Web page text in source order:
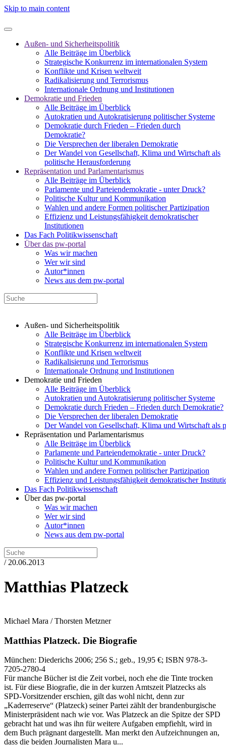
Skip to main content
Außen- und Sicherheitspolitik
Alle Beiträge im Überblick
Strategische Konkurrenz im internationalen System
Konflikte und Krisen weltweit
Radikalisierung und Terrorismus
Internationale Ordnung und Institutionen
Demokratie und Frieden
Alle Beiträge im Überblick
Autokratien und Autokratisierung politischer Systeme
Demokratie durch Frieden – Frieden durch
Demokratie?
Die Versprechen der liberalen Demokratie
Der Wandel von Gesellschaft, Klima und Wirtschaft als
politische Herausforderung
Repräsentation und Parlamentarismus
Alle Beiträge im Überblick
Parlamente und Parteiendemokratie - unter Druck?
Politische Kultur und Kommunikation
Wahlen und andere Formen politischer Partizipation
Effizienz und Leistungsfähigkeit demokratischer
Institutionen
Das Fach Politikwissenschaft
Über das pw-portal
Was wir machen
Wer wir sind
Autor*innen
News aus dem pw-portal
Außen- und Sicherheitspolitik
Alle Beiträge im Überblick
Strategische Konkurrenz im internationalen System
Konflikte und Krisen weltweit
Radikalisierung und Terrorismus
Internationale Ordnung und Institutionen
Demokratie und Frieden
Alle Beiträge im Überblick
Autokratien und Autokratisierung politischer Systeme
Demokratie durch Frieden – Frieden durch Demokratie?
Die Versprechen der liberalen Demokratie
Der Wandel von Gesellschaft, Klima und Wirtschaft als
Repräsentation und Parlamentarismus
Alle Beiträge im Überblick
Parlamente und Parteiendemokratie - unter Druck?
Politische Kultur und Kommunikation
Wahlen und andere Formen politischer Partizipation
Effizienz und Leistungsfähigkeit demokratischer
Das Fach Politikwissenschaft
Über das pw-portal
Was wir machen
Wer wir sind
Autor*innen
News aus dem pw-portal
/ 20.06.2013
Matthias Platzeck
Michael Mara / Thorsten Metzner
Matthias Platzeck. Die Biografie
München: Diederichs 2006; 256 S.; geb., 19,95 €; ISBN 978-3-
7205-2780-4
Für manche Bücher ist die Zeit vorbei, noch ehe die Tinte trocken
ist. Für diese Biografie, die in der kurzen Amtszeit Platzecks als
SPD-Vorsitzender erschien, gilt das wohl nicht, denn zur
„Kaderreserve“ (Platzeck) seiner Partei zählt der brandenburgische
Ministerpräsident nach wie vor. Was Platzeck an die Spitze der SPD
gebracht hat und was ihn für weitere Aufgaben empfiehlt, wird in
dem Buch prägnant dargestellt. Man merkt den Aufzeichnungen an,
dass die beiden Journalisten Mara u...